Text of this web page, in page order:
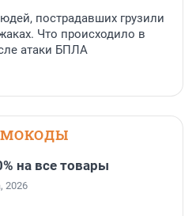
пострадавших грузили
Что происходило в
атаки БПЛА
на все товары
2026